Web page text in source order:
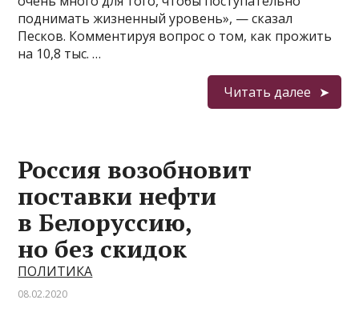
поднимать жизненный уровень», — сказал
Песков. Комментируя вопрос о том, как прожить
на 10,8 тыс. …
Читать далее
Россия возобновит
поставки нефти
в Белоруссию,
но без скидок
ПОЛИТИКА
08.02.2020